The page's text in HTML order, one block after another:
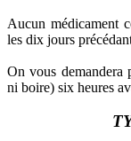
Aucun médicament
les dix jours
On vous demandera
ni boire) six heures